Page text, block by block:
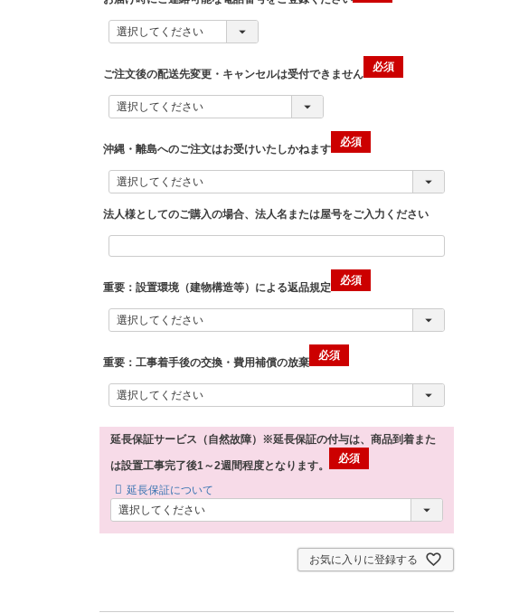
ご注文後の配送先変更・キャンセルは受付できません
沖縄・離島へのご注文はお受けいたしかねます
法人様としてのご購入の場合、法人名または屋号をご入力ください
重要：設置環境（建物構造等）による返品規定
重要：工事着手後の交換・費用補償の放棄
延長保証サービス（自然故障）※延長保証の付与は、商品到着また
は設置工事完了後1～2週間程度となります。
延長保証について
お気に入りに登録する